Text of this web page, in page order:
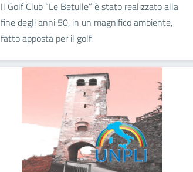
Il Golf Club “Le Betulle” è stato realizzato alla
fine degli anni 50, in un magnifico ambiente,
fatto apposta per il golf.